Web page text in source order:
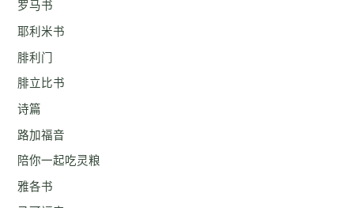
罗马书
耶利米书
腓利门
腓立比书
诗篇
路加福音
陪你一起吃灵粮
雅各书